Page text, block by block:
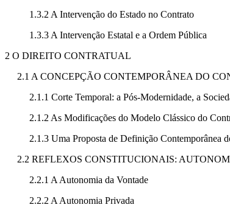
1.3.2 A Intervenção do Estado no Contrato
1.3.3 A Intervenção Estatal e a Ordem Pública
2 O DIREITO CONTRATUAL
2.1 A CONCEPÇÃO CONTEMPORÂNEA DO
2.1.1 Corte Temporal: a Pós-Modernidade, a
2.1.2 As Modificações do Modelo Clássico do
2.1.3 Uma Proposta de Definição Contemporânea
2.2 REFLEXOS CONSTITUCIONAIS:
2.2.1 A Autonomia da Vontade
2.2.2 A Autonomia Privada